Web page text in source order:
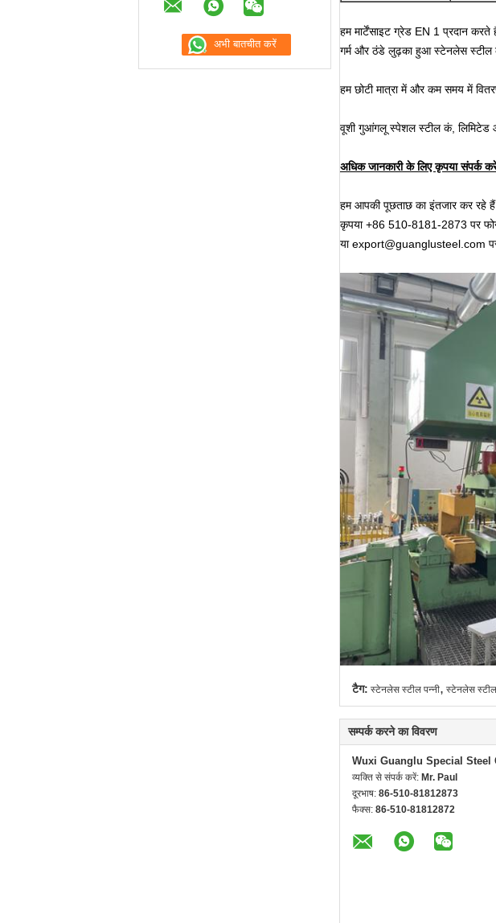
हम मार्टेंसाइट ग्रेड EN 1 प्रदान
गर्म और ठंडे लुढ़का हुआ स्टेनलेस स्टील
हम छोटी मात्रा में और कम समय में
वूशी गुआंगलू स्पेशल स्टील कं, लिमिटेड
अधिक जानकारी के लिए कृपया संपर्क
हम आपकी पूछताछ का इंतजार कर रहे
कृपया +86 510-8181-2873 पर
या export@guanglusteel.com
टैग: स्टेनलेस स्टील पन्नी, स्टेनलेस स्टील
सम्पर्क करने का विवरण
Wuxi Guanglu Special Steel
व्यक्ति से संपर्क करें: Mr. Paul
दूरभाष: 86-510-81812873
फैक्स: 86-510-81812872